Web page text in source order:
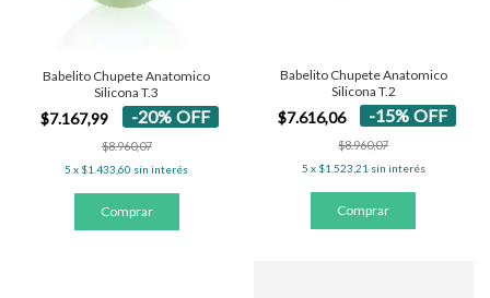
Babelito Chupete Anatomico
Silicona T.3
$7.167,99 -20%OFF
$8.960,07
5 x $1.433,60 sin interés
Babelito Chupete Anatomico
Silicona T.2
$7.616,06 -15% OFF
$8.960,07
5 x $1.523,21 sin interés